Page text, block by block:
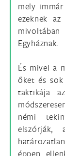
mely
ezeknek
Egyháznak.
És mivel a
őket és
taktikája
némi
éppen